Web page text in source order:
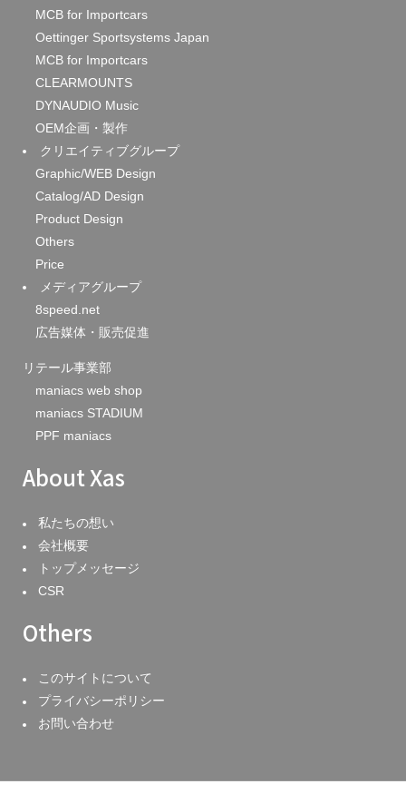
MCB for Importcars
Oettinger Sportsystems Japan
MCB for Importcars
CLEARMOUNTS
DYNAUDIO Music
OEM企画・製作
クリエイティブグループ
Graphic/WEB Design
Catalog/AD Design
Product Design
Others
Price
メディアグループ
8speed.net
広告媒体・販売促進
リテール事業部
maniacs web shop
maniacs STADIUM
PPF maniacs
About Xas
私たちの想い
会社概要
トップメッセージ
CSR
Others
このサイトについて
プライバシーポリシー
お問い合わせ